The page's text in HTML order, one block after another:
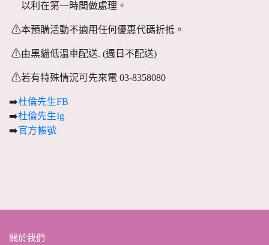
以利在第一時間做處理。
⚠本預購活動不適用任何優惠代碼折抵。
⚠由黑貓低溫車配送. (週日不配送)
⚠若有特殊情況可先來電 03-8358080
➡️杜倫先生FB
➡️杜倫先生Ig
➡️官方帳號
關於我們